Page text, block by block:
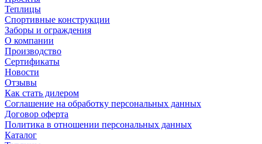
Теплицы
Спортивные конструкции
Заборы и ограждения
О компании
Производство
Сертификаты
Новости
Отзывы
Как стать дилером
Соглашение на обработку персональных данных
Договор оферта
Политика в отношении персональных данных
Каталог